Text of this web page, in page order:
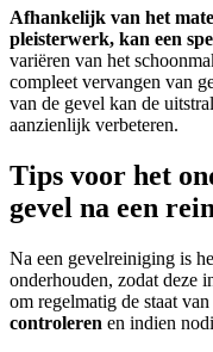
Afhankelijk van het
pleisterwerk, kan een
variëren van het
compleet vervangen van
van de gevel kan de
aanzienlijk verbeteren.
Tips voor het
gevel na een
Na een gevelreiniging is
onderhouden, zodat deze
om regelmatig de staat van
controleren en indien